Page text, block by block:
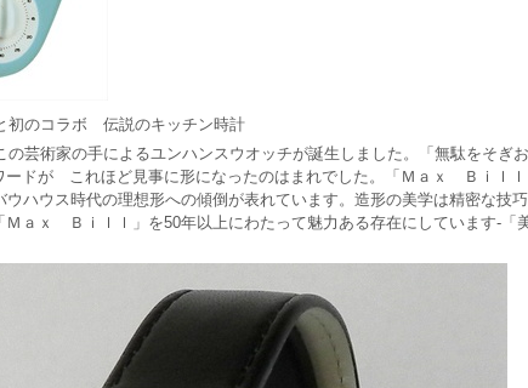
初のコラボ 伝説のキッチン時計
の芸術家の手によるユンハンスウオッチが誕生しました。「無駄をそぎ
ードが これほど見事に形になったのはまれでした。「Ｍａｘ Ｂｉｌ
ウハウス時代の理想形への傾倒が表れています。造形の美学は精密な技
Ｍａｘ Ｂｉｌｌ」を50年以上にわたって魅力ある存在にしています-「